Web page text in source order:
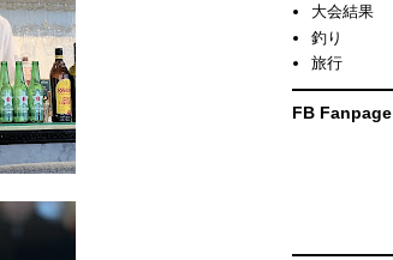
大会結果
釣り
旅行
FB Fanpage